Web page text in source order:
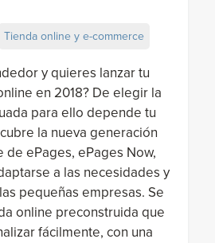
Tienda online y e-commerce
y quieres lanzar tu
en 2018? De elegir la
para ello depende tu
la nueva generación
de ePages, ePages Now,
a las necesidades y
pequeñas empresas. Se
online preconstruida que
fácilmente, con una